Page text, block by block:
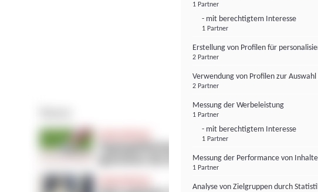
1 Partner
- mit berechtigtem Interesse
1 Partner
Erstellung von Profilen für
2 Partner
Verwendung von Profilen zur
2 Partner
Messung der Werbeleistung
1 Partner
- mit berechtigtem Interesse
1 Partner
Messung der Performance von
1 Partner
Analyse von Zielgruppen durch